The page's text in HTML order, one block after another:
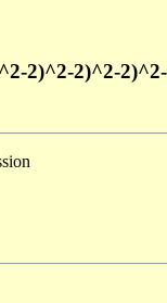
2)^2-2)^2-